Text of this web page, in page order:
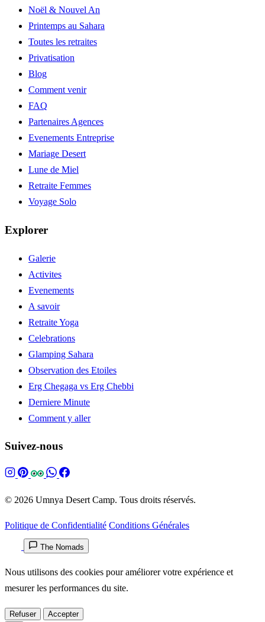
Noël & Nouvel An
Printemps au Sahara
Toutes les retraites
Privatisation
Blog
Comment venir
FAQ
Partenaires Agences
Evenements Entreprise
Mariage Desert
Lune de Miel
Retraite Femmes
Voyage Solo
Explorer
Galerie
Activites
Evenements
A savoir
Retraite Yoga
Celebrations
Glamping Sahara
Observation des Etoiles
Erg Chegaga vs Erg Chebbi
Derniere Minute
Comment y aller
Suivez-nous
© 2026 Umnya Desert Camp. Tous droits réservés.
Politique de Confidentialité Conditions Générales
The Nomads
Nous utilisons des cookies pour améliorer votre expérience et
mesurer les performances du site.
Refuser Accepter